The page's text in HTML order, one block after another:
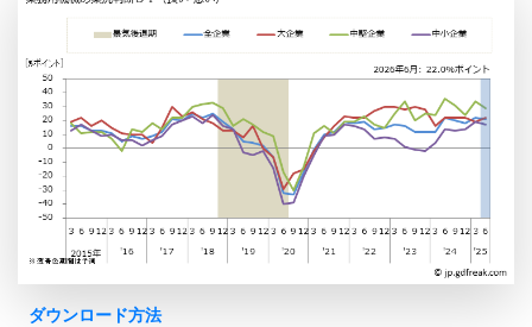
ダウンロード方法